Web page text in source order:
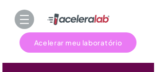
Acelerar meu laboratório